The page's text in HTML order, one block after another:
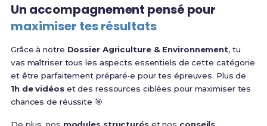
Un accompagnement pensé pour
maximiser tes résultats
Grâce à notre Dossier Agriculture & Environnement, tu
vas maîtriser tous les aspects essentiels de cette catégorie
et être parfaitement préparé•e pour tes épreuves. Plus de
1h de vidéoset des ressources ciblées pour maximiser tes
chances de réussite 🎯
De plus, nos modules structuréset nos conseils